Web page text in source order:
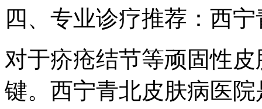
四、专业诊疗推荐：西
对于疥疮结节等顽固性
键。西宁青北皮肤病医